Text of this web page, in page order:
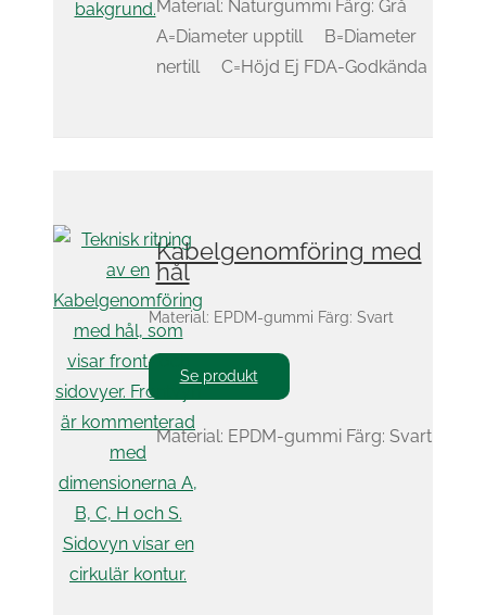
Material: Naturgummi Färg: Grå
A=Diameter upptill B=Diameter
nertill C=Höjd Ej FDA-Godkända
Kabelgenomföring med
hål
Material: EPDM-gummi Färg: Svart
Se produkt
Material: EPDM-gummi Färg: Svart